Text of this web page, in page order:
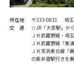
所在地
〒333-0831 埼玉
交 通
☆JR「大宮駅」か
ＪＲ武蔵野線・埼
ＪＲ武蔵野線「東
ＪＲ京浜東北線「
の新井宿駅行きを